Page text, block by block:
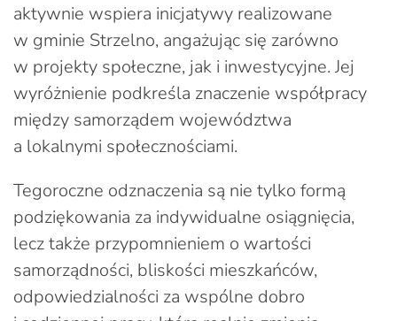
aktywnie wspiera inicjatywy realizowane
w gminie Strzelno, angażując się zarówno
w projekty społeczne, jak i inwestycyjne. Jej
wyróżnienie podkreśla znaczenie współpracy
między samorządem województwa
a lokalnymi społecznościami.
Tegoroczne odznaczenia są nie tylko formą
podziękowania za indywidualne osiągnięcia,
lecz także przypomnieniem o wartości
samorządności, bliskości mieszkańców,
odpowiedzialności za wspólne dobro